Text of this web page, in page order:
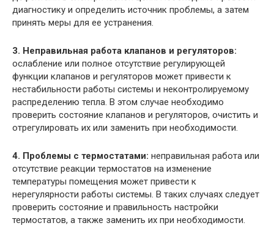
диагностику и определить источник проблемы, а затем
принять меры для ее устранения.
3. Неправильная работа клапанов и регуляторов:
ослабление или полное отсутствие регулирующей
функции клапанов и регуляторов может привести к
нестабильности работы системы и неконтролируемому
распределению тепла. В этом случае необходимо
проверить состояние клапанов и регуляторов, очистить и
отрегулировать их или заменить при необходимости.
4. Проблемы с термостатами: неправильная работа или
отсутствие реакции термостатов на изменение
температуры помещения может привести к
нерегулярности работы системы. В таких случаях следует
проверить состояние и правильность настройки
термостатов, а также заменить их при необходимости.